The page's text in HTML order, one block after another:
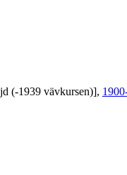
(-1939 vävkursen)],